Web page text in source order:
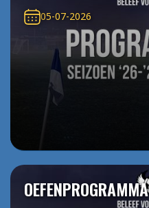
05-07-2026
OEFENPROGRAMMA